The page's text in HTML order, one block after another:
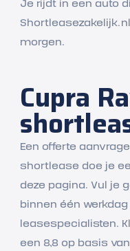
Je rijdt in een auto
morgen.
Cupra
Een offerte
shortlease doe je
deze pagina. Vul je
binnen één
leasespecialisten.
een 8,8 op basis